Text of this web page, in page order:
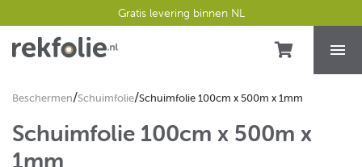
Gratis levering binnen NL
Beschermen/Schuimfolie/Schuimfolie 100cm x 500m x 1mm
Schuimfolie 100cm x 500m x
1mm